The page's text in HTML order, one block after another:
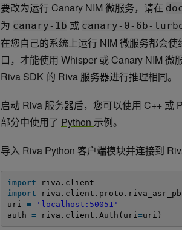
要改为运行 Canary NIM 微服务，请在
为 canary-1b 或 canary-0-6b-
在您自己的系统上运行 NIM 微服务都会
口，才能使用 Whisper 或 Canary NIM
Riva SDK 的 Riva 服务器进行推理相同。
启动 Riva 服务器后，您可以使用 C++ 或
部分中使用了 Python 示例。
导入 Riva Python 客户端模块并连接到
import
riva.client
import
uri =
'localhost:50051'
auth = riva.client.Auth(uri =uri)